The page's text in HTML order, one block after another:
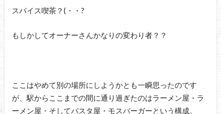
スパイス喫茶？(・・?
もしかしてオーナーさんかなりの変わり者？？
ここはやめて別の場所にしようかとも一瞬思ったのです
が、駅からここまでの間に通り過ぎたのはラーメン屋・ラ
ーメン屋・そしてパスタ屋・モスバーガーという構成。